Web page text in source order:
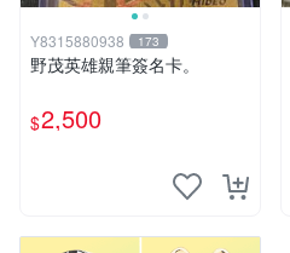
Y8315880938 173
野茂英雄親筆簽名卡。
$2,500